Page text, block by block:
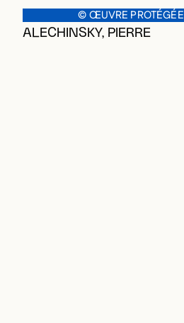
© ŒUVRE PROTÉGÉE
ALECHINSKY, PIERRE